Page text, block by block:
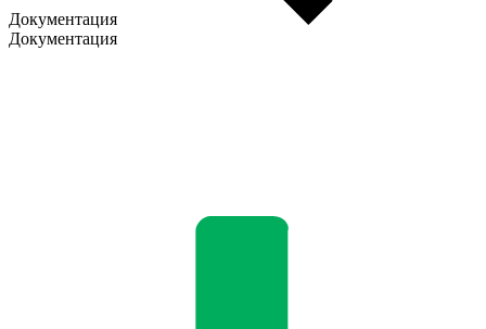
Документация
Документация